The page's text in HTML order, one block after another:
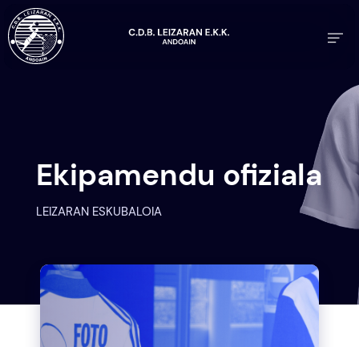
Ekipamendu ofiziala
LEIZARAN ESKUBALOIA